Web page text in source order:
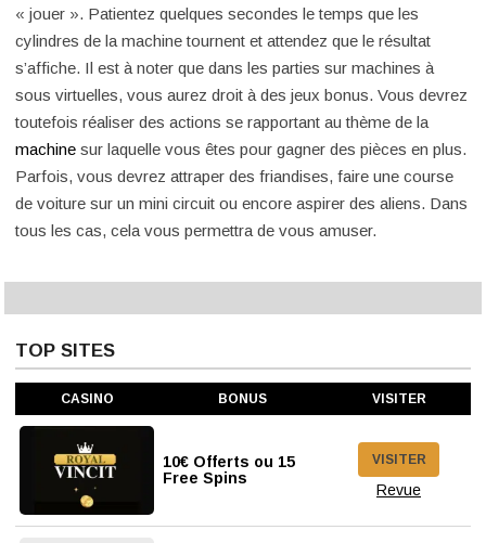
« jouer ». Patientez quelques secondes le temps que les
cylindres de la machine tournent et attendez que le résultat
s’affiche. Il est à noter que dans les parties sur machines à
sous virtuelles, vous aurez droit à des jeux bonus. Vous devrez
toutefois réaliser des actions se rapportant au thème de la
machine sur laquelle vous êtes pour gagner des pièces en plus.
Parfois, vous devrez attraper des friandises, faire une course
de voiture sur un mini circuit ou encore aspirer des aliens. Dans
tous les cas, cela vous permettra de vous amuser.
TOP SITES
CASINO BONUS VISITER
10€ Offerts ou 15
Free Spins
VISITER
Revue